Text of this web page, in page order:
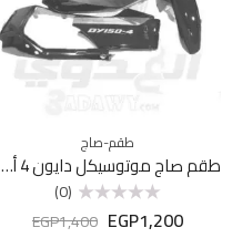
طقم-صاج
طقم صاج موتوسيكل دايون 4 أسود
التقييم
(0)
EGP1,200
EGP1,400